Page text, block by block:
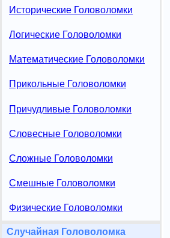
Исторические Головоломки
Логические Головоломки
Математические Головоломки
Прикольные Головоломки
Причудливые Головоломки
Словесные Головоломки
Сложные Головоломки
Смешные Головоломки
Физические Головоломки
Случайная Головоломка